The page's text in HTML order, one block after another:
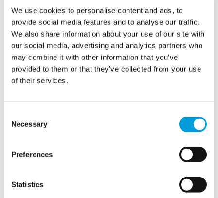
We use cookies to personalise content and ads, to
provide social media features and to analyse our traffic.
We also share information about your use of our site with
our social media, advertising and analytics partners who
may combine it with other information that you’ve
provided to them or that they’ve collected from your use
of their services.
Selection
Necessary
Preferences
Statistics
الطلبات
تمثلت مهمة شركة MTD في تصميم وبناء وصيانة وتفكيك
البنية التحتية للمياه بالكامل للملاعب العشرة التي ستستضيف
بطولة كأس الأمم الأوروبية 2016 في فرنسا. كما قامت شركة
MTD بتغطية البنية التحتية لمياه الشرب ومياه الصرف الصحي
البنى التحتية لمياه الشرب ومياه الصرف الصحي لعشرة
ملاعب وخمس مناطق للمشجعين، وذلك لصالح منظمة الاتحاد
الأمم الأوروبية 2016 وشركات تنظيم الفعاليات المختلفة.